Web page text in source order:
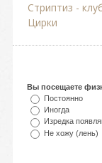
Стриптиз -
Цирки
Вы посещаете
Постоянно
Иногда
Изредка
Не хожу (лень)